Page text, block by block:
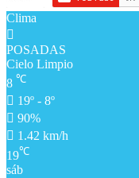
Clima
POSADAS
Cielo Limpio
8 ℃
19º - 8º
90%
1.42 km/h
19℃
sáb